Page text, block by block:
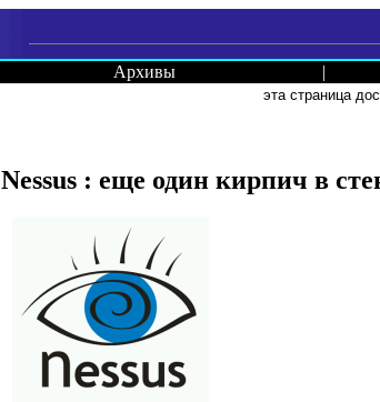
Архивы |
эта страница
Nessus : еще один кирпич в